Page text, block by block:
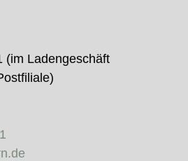
(im Ladengeschäft